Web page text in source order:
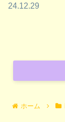
24.12.29
ホーム